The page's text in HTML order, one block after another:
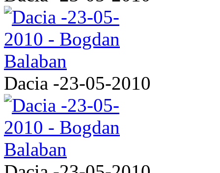
Dacia -23-05-2010